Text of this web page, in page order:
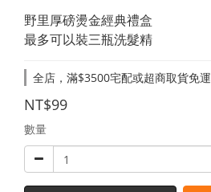
野里厚磅燙金經典禮盒
最多可以裝三瓶洗髮精
全店，滿$3500宅配或超商取貨免運
NT$99
數量